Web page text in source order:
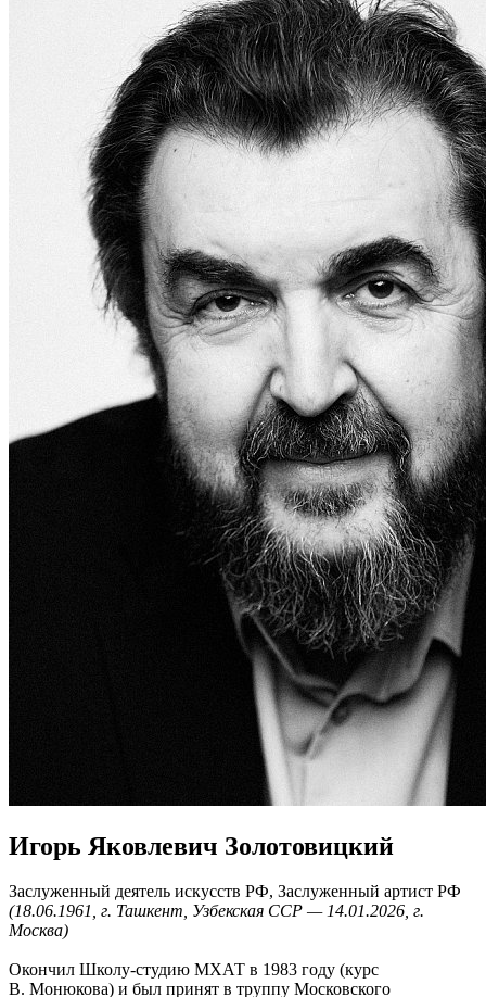
Игорь Яковлевич Золотовицкий
Заслуженный деятель искусств РФ, Заслуженный артист РФ
(18.06.1961, г. Ташкент, Узбекская ССР — 14.01.2026, г.
Москва)
Окончил Школу-студию МХАТ в 1983 году (курс
В. Монюкова) и был принят в труппу Московского